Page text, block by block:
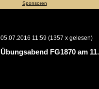
Sponsoren
05.07.2016 11:59(1357 x gelesen)
Übungsabend FG1870 am